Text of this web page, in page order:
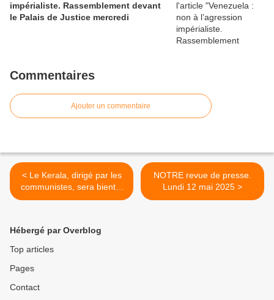
impérialiste. Rassemblement devant
le Palais de Justice mercredi
Commentaires
Ajouter un commentaire
< Le Kerala, dirigé par les
communistes, sera bientôt
le premier État indien sans
NOTRE revue de presse.
Lundi 12 mai 2025 >
Hébergé par Overblog
Top articles
Pages
Contact